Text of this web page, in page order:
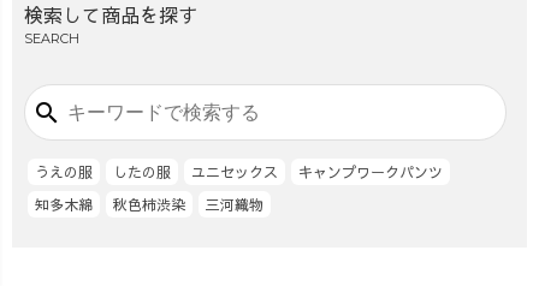
検索して商品を探す
SEARCH
search
うえの服 したの服 ユニセックス
キャンプワークパンツ
知多木綿
秋色柿渋染 三河織物